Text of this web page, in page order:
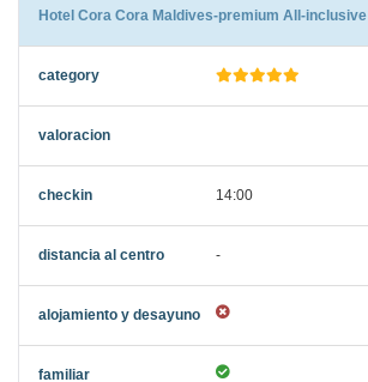
Hotel Cora Cora Maldives-premium All-inclusive
14:00
-